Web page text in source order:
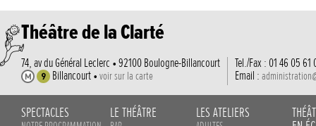
Théâtre de la Clarté
74, av du Général Leclerc • 92100 Boulogne-Billancourt
Billancourt • voir sur la carte
Tel./Fax : 01 46 05
Email :
SPECTACLES LE THÉÂTRE LES ATELIERS